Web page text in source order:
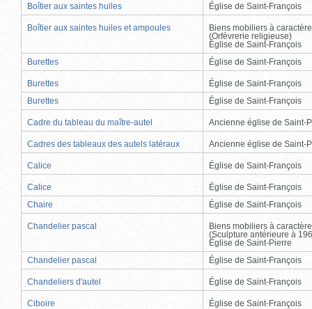
Boîtier aux saintes huiles
Église de Saint-François
Boîtier aux saintes huiles et ampoules
Biens mobiliers à
(Orfèvrerie religieuse)
Église de Saint-François
Burettes
Église de Saint-François
Burettes
Église de Saint-François
Burettes
Église de Saint-François
Cadre du tableau du maître-autel Ancienne église de Saint-
Cadres des tableaux des autels latéraux Ancienne église de Saint-
Calice Église de Saint-François
Calice
Église de Saint-François
Chaire
Église de Saint-François
Chandelier pascal
Biens mobiliers à
(Sculpture antérieure à
Église de Saint-Pierre
Chandelier pascal
Église de Saint-François
Chandeliers d'autel Église de Saint-François
Ciboire Église de Saint-François